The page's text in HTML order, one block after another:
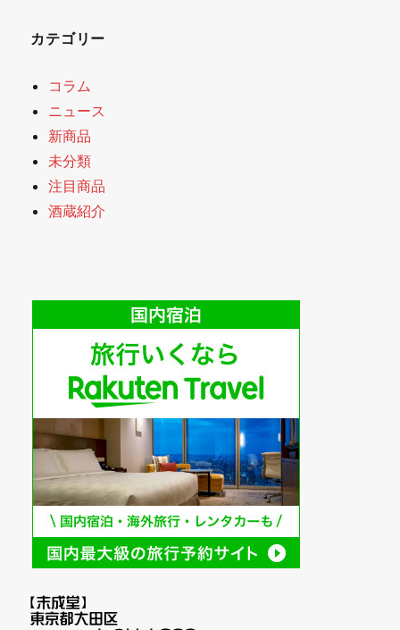
カテゴリー
コラム
ニュース
新商品
未分類
注目商品
酒蔵紹介